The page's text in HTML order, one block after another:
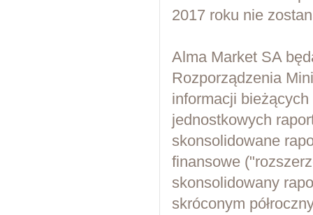
2017 roku nie
Alma Market SA
Rozporządzenia
informacji
jednostkowych
skonsolidowane
finansowe
skonsolidowany
skróconym